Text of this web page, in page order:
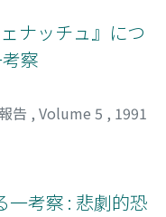
ナッチュ』につ
察
告 , Volume 5 , 1991
考察 : 悲劇的恐